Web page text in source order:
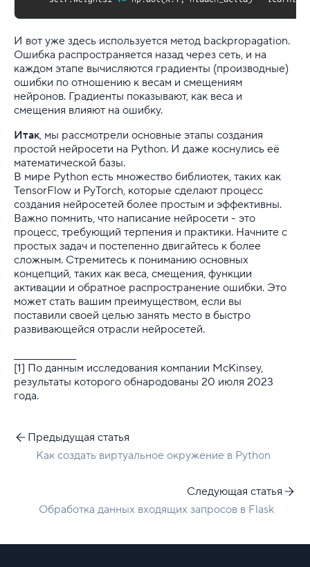
И вот уже здесь используется метод backpropagation.
Ошибка распространяется назад через сеть, и на
каждом этапе вычисляются градиенты (производные)
ошибки по отношению к весам и смещениям
нейронов. Градиенты показывают, как веса и
смещения влияют на ошибку.
Итак, мы рассмотрели основные этапы создания
простой нейросети на Python. И даже коснулись её
математической базы.
В мире Python есть множество библиотек, таких как
TensorFlow и PyTorch, которые сделают процесс
создания нейросетей более простым и эффективны.
Важно помнить, что написание нейросети - это
процесс, требующий терпения и практики. Начните с
простых задач и постепенно двигайтесь к более
сложным. Стремитесь к пониманию основных
концепций, таких как веса, смещения, функции
активации и обратное распространение ошибки. Это
может стать вашим преимуществом, если вы
поставили своей целью занять место в быстро
развивающейся отрасли нейросетей.
[1] По данным исследования компании McKinsey,
результаты которого обнародованы 20 июля 2023
года.
Предыдущая статья
Как создать виртуальное окружение в Python
Следующая статья
Обработка данных входящих запросов в Flask